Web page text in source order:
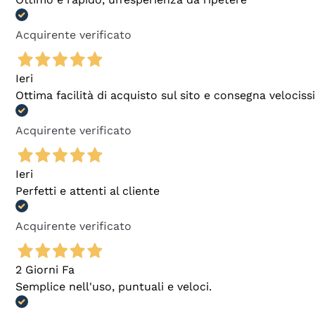
Acquirente verificato
Ieri
Ottima facilità di acquisto sul sito e consegna
Acquirente verificato
Ieri
Perfetti e attenti al cliente
Acquirente verificato
2 Giorni Fa
Semplice nell'uso, puntuali e veloci.